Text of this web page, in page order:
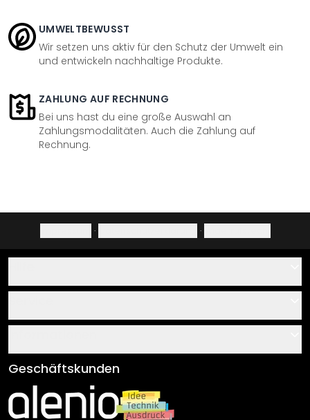
UMWELTBEWUSST
Wir setzen uns aktiv für den Schutz der Umwelt ein
und entwickeln nachhaltige Produkte.
ZAHLUNG AUF RECHNUNG
Bei uns hast du eine große Auswahl an
Zahlungsmodalitäten. Auch die Zahlung auf
Rechnung.
· ·
Über uns
Klebe- und Montageanleitungen
Newsletter An-/Abmeldung
AGB
Impressum
Versand & Zahlung
Geschäftskunden